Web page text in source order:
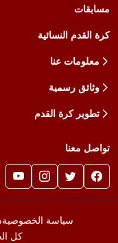
مسابقات
كرة القدم النسائية
معلومات عنا
وثائق رسمية
تطوير كرة القدم
تواصل معنا
سياسة الخصوصية
كل